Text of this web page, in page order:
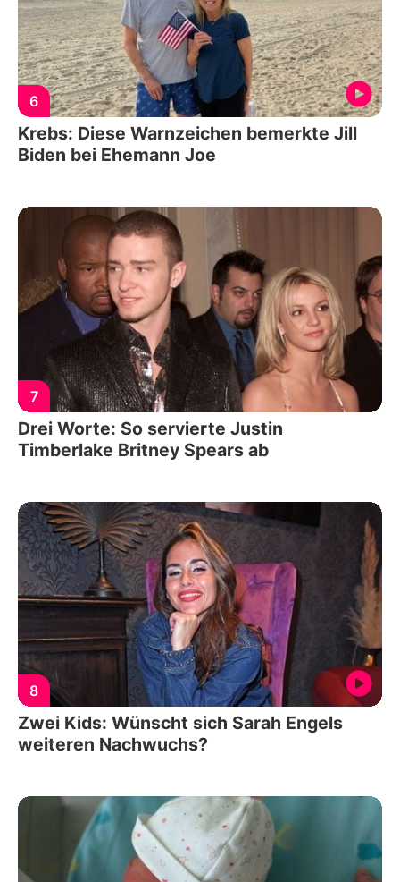
6
Krebs: Diese Warnzeichen bemerkte Jill
Biden bei Ehemann Joe
7
Drei Worte: So servierte Justin
Timberlake Britney Spears ab
8
Zwei Kids: Wünscht sich Sarah Engels
weiteren Nachwuchs?